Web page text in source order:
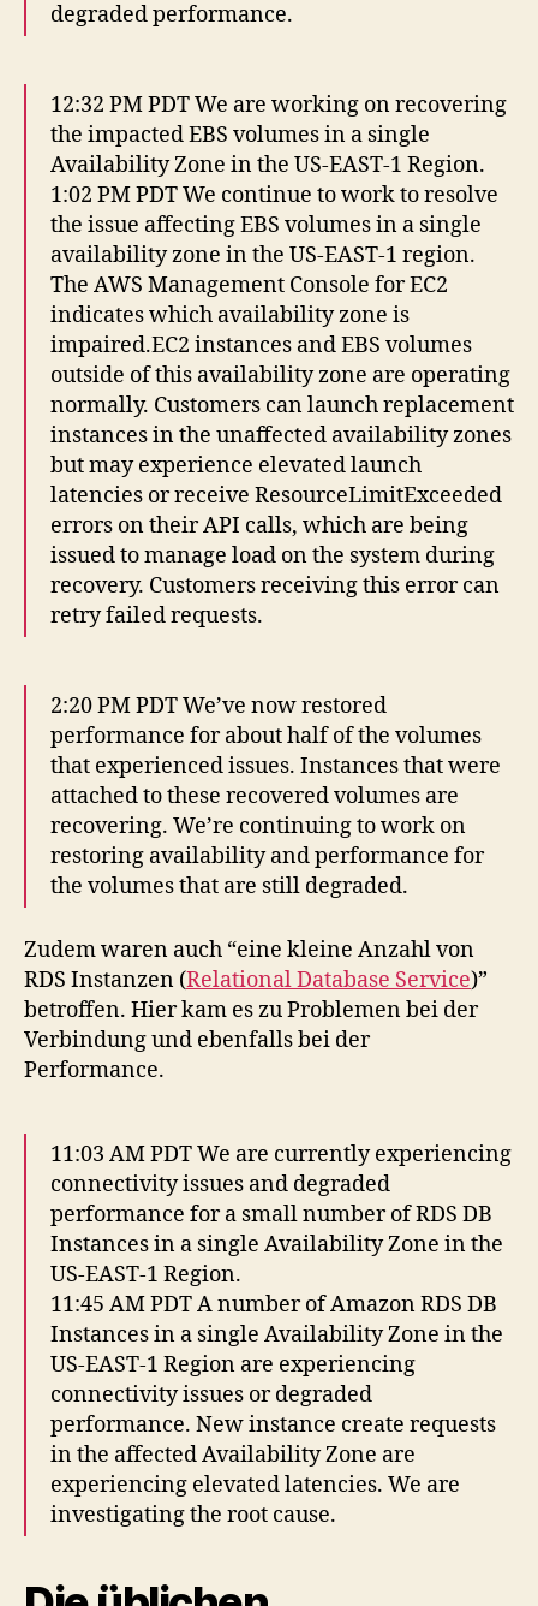
degraded performance.
12:32 PM PDT We are working on recovering
the impacted EBS volumes in a single
Availability Zone in the US-EAST-1 Region.
1:02 PM PDT We continue to work to resolve
the issue affecting EBS volumes in a single
availability zone in the US-EAST-1 region.
The AWS Management Console for EC2
indicates which availability zone is
impaired.EC2 instances and EBS volumes
outside of this availability zone are operating
normally. Customers can launch replacement
instances in the unaffected availability zones
but may experience elevated launch
latencies or receive ResourceLimitExceeded
errors on their API calls, which are being
issued to manage load on the system during
recovery. Customers receiving this error can
retry failed requests.
2:20 PM PDT We’ve now restored
performance for about half of the volumes
that experienced issues. Instances that were
attached to these recovered volumes are
recovering. We’re continuing to work on
restoring availability and performance for
the volumes that are still degraded.
Zudem waren auch “eine kleine Anzahl von
RDS Instanzen (Relational Database Service)”
betroffen. Hier kam es zu Problemen bei der
Verbindung und ebenfalls bei der
Performance.
11:03 AM PDT We are currently experiencing
connectivity issues and degraded
performance for a small number of RDS DB
Instances in a single Availability Zone in the
US-EAST-1 Region.
11:45 AM PDT A number of Amazon RDS DB
Instances in a single Availability Zone in the
US-EAST-1 Region are experiencing
connectivity issues or degraded
performance. New instance create requests
in the affected Availability Zone are
experiencing elevated latencies. We are
investigating the root cause.